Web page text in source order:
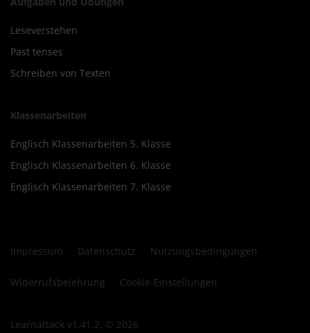
Leseverstehen
Past tenses
Schreiben von Texten
Klassenarbeiten
Englisch Klassenarbeiten 5. Klasse
Englisch Klassenarbeiten 6. Klasse
Englisch Klassenarbeiten 7. Klasse
Impressum Datenschutz Nutzungsbedingungen
Widerrufsbelehrung Cookie-Einstellungen
Learnattack v1.41.2, © 2026